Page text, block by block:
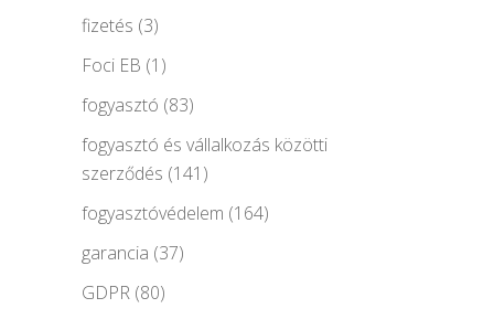
fizetés (3)
Foci EB (1)
fogyasztó (83)
fogyasztó és vállalkozás közötti
szerződés (141)
fogyasztóvédelem (164)
garancia (37)
GDPR (80)